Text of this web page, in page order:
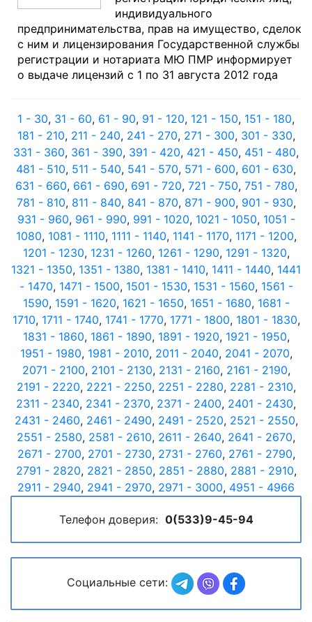
индивидуального
предпринимательства, прав на имущество, сделок
с ним и лицензирования Государственной службы
регистрации и нотариата МЮ ПМР информирует
о выдаче лицензий с 1 по 31 августа 2012 года
1 - 30, 31 - 60, 61 - 90, 91 - 120, 121 - 150, 151 - 180,
181 - 210, 211 - 240, 241 - 270, 271 - 300, 301 - 330,
331 - 360, 361 - 390, 391 - 420, 421 - 450, 451 - 480,
481 - 510, 511 - 540, 541 - 570, 571 - 600, 601 - 630,
631 - 660, 661 - 690, 691 - 720, 721 - 750, 751 - 780,
781 - 810, 811 - 840, 841 - 870, 871 - 900, 901 - 930,
931 - 960, 961 - 990, 991 - 1020, 1021 - 1050, 1051 -
1080, 1081 - 1110, 1111 - 1140, 1141 - 1170, 1171 - 1200,
1201 - 1230, 1231 - 1260, 1261 - 1290, 1291 - 1320,
1321 - 1350, 1351 - 1380, 1381 - 1410, 1411 - 1440, 1441
- 1470, 1471 - 1500, 1501 - 1530, 1531 - 1560, 1561 -
1590, 1591 - 1620, 1621 - 1650, 1651 - 1680, 1681 -
1710, 1711 - 1740, 1741 - 1770, 1771 - 1800, 1801 - 1830,
1831 - 1860, 1861 - 1890, 1891 - 1920, 1921 - 1950,
1951 - 1980, 1981 - 2010, 2011 - 2040, 2041 - 2070,
2071 - 2100, 2101 - 2130, 2131 - 2160, 2161 - 2190,
2191 - 2220, 2221 - 2250, 2251 - 2280, 2281 - 2310,
2311 - 2340, 2341 - 2370, 2371 - 2400, 2401 - 2430,
2431 - 2460, 2461 - 2490, 2491 - 2520, 2521 - 2550,
2551 - 2580, 2581 - 2610, 2611 - 2640, 2641 - 2670,
2671 - 2700, 2701 - 2730, 2731 - 2760, 2761 - 2790,
2791 - 2820, 2821 - 2850, 2851 - 2880, 2881 - 2910,
2911 - 2940, 2941 - 2970, 2971 - 3000, 4951 - 4966
Телефон доверия: 0(533)9-45-94
Социальные сети: